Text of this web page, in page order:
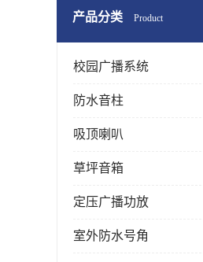
产品分类 Product
校园广播系统
防水音柱
吸顶喇叭
草坪音箱
定压广播功放
室外防水号角